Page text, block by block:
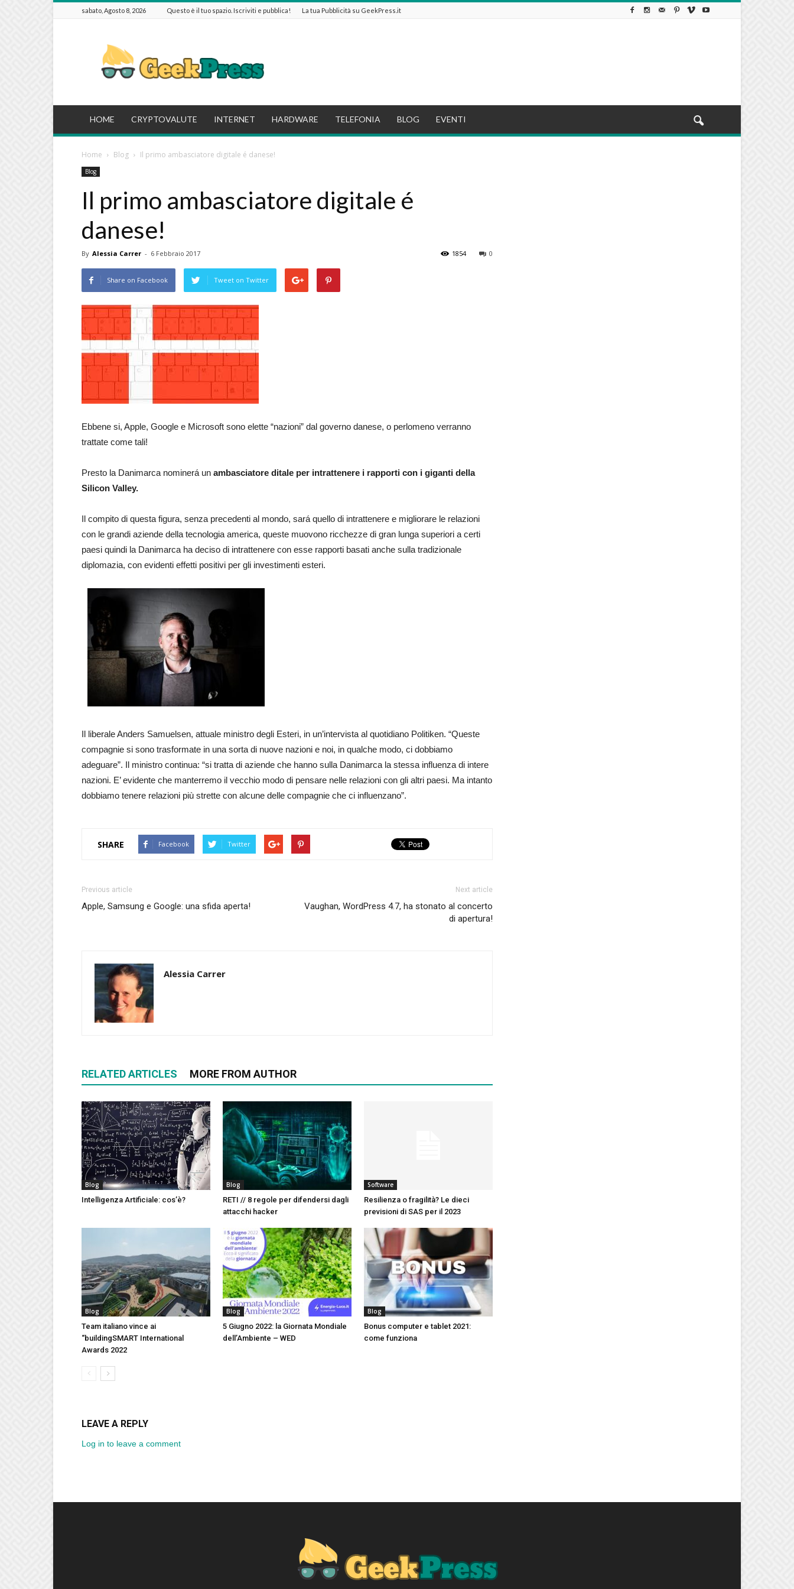
sabato, Agosto 8, 2026 Questo è il tuo spazio. Iscriviti e pubblica! La tua Pubblicità su GeekPress.it
HOME CRYPTOVALUTE INTERNET HARDWARE TELEFONIA BLOG EVENTI
Home Blog Il primo ambasciatore digitale é danese!
Blog
Il primo ambasciatore digitale é
danese!
By Alessia Carrer - 6 Febbraio 2017 0
1854
Share on Facebook Tweet on Twitter
Ebbene si, Apple, Google e Microsoft sono elette “nazioni” dal governo danese, o perlomeno verranno
trattate come tali!
Presto la Danimarca nominerá un ambasciatore ditale per intrattenere i rapporti con i giganti della
Silicon Valley.
Il compito di questa figura, senza precedenti al mondo, sará quello di intrattenere e migliorare le relazioni
con le grandi aziende della tecnologia america, queste muovono ricchezze di gran lunga superiori a certi
paesi quindi la Danimarca ha deciso di intrattenere con esse rapporti basati anche sulla tradizionale
diplomazia, con evidenti effetti positivi per gli investimenti esteri.
Il liberale Anders Samuelsen, attuale ministro degli Esteri, in un’intervista al quotidiano Politiken. “Queste
compagnie si sono trasformate in una sorta di nuove nazioni e noi, in qualche modo, ci dobbiamo
adeguare”. Il ministro continua: “si tratta di aziende che hanno sulla Danimarca la stessa influenza di intere
nazioni. E’ evidente che manterremo il vecchio modo di pensare nelle relazioni con gli altri paesi. Ma intanto
dobbiamo tenere relazioni più strette con alcune delle compagnie che ci influenzano”.
SHARE Facebook Twitter
Previous article
Apple, Samsung e Google: una sfida aperta!
Next article
Vaughan, WordPress 4.7, ha stonato al concerto
di apertura!
Alessia Carrer
RELATED ARTICLES MORE FROM AUTHOR
Blog
Intelligenza Artificiale: cos’è?
Blog
RETI // 8 regole per difendersi dagli
attacchi hacker
Software
Resilienza o fragilità? Le dieci
previsioni di SAS per il 2023
Blog
Team italiano vince ai
“buildingSMART International
Awards 2022
Blog
5 Giugno 2022: la Giornata Mondiale
dell’Ambiente – WED
Blog
Bonus computer e tablet 2021:
come funziona
LEAVE A REPLY
Log in to leave a comment